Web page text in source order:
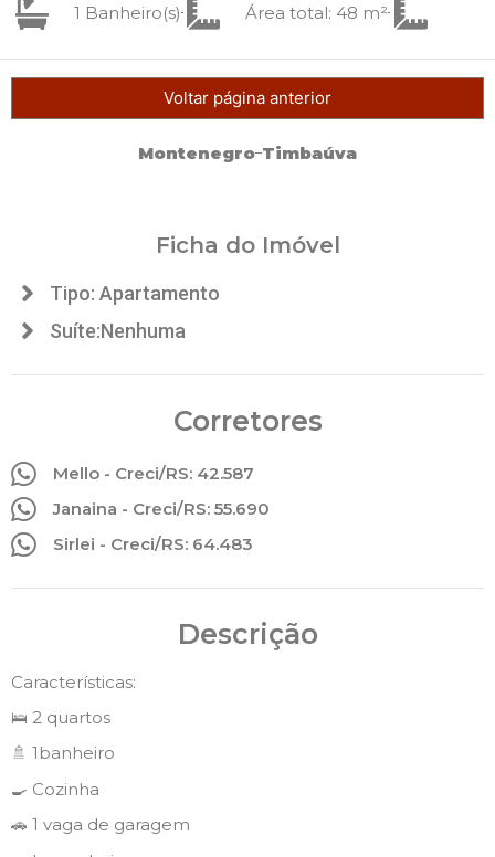
1 Banheiro(s)
Área total: 48 m²
Voltar página anterior
Montenegro Timbaúva
Ficha do Imóvel
Tipo: Apartamento
Suíte:Nenhuma
Corretores
Mello - Creci/RS: 42.587
Janaina - Creci/RS: 55.690
Sirlei - Creci/RS: 64.483
Descrição
Características:
🛌 2 quartos
🚿 1banheiro
🍳 Cozinha
🚗 1 vaga de garagem